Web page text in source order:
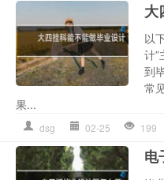
大
以
计
到
常
果...
dsg 02-25 199
电